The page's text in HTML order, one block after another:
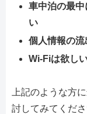
車中泊の最
い
個人情報の
Wi-Fiは欲し
上記のような方
討してみてくださ